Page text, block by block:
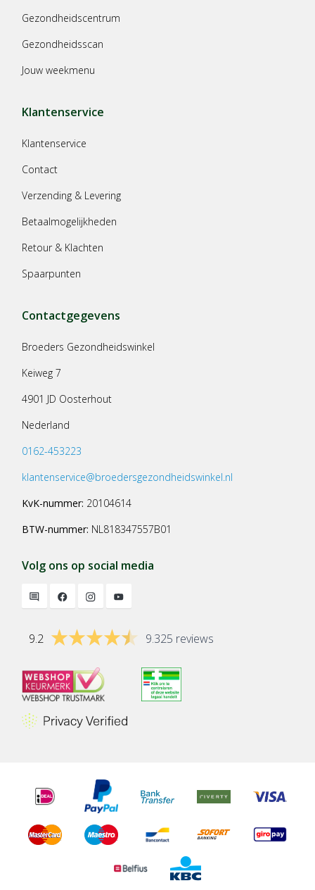
Gezondheidscentrum
Gezondheidsscan
Jouw weekmenu
Klantenservice
Klantenservice
Contact
Verzending & Levering
Betaalmogelijkheden
Retour & Klachten
Spaarpunten
Contactgegevens
Broeders Gezondheidswinkel
Keiweg 7
4901 JD Oosterhout
Nederland
0162-453223
klantenservice@broedersgezondheidswinkel.nl
KvK-nummer: 20104614
BTW-nummer: NL818347557B01
Volg ons op social media
9.2 9.325 reviews